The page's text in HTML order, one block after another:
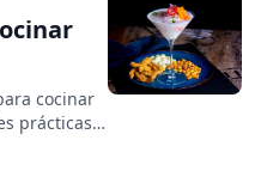
cocinar
prácticas